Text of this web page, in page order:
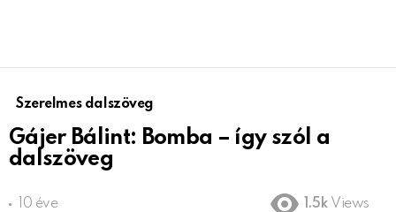
Szerelmes dalszöveg
Gájer Bálint: Bomba – így szól a
dalszöveg
10 éve 1.5k Views